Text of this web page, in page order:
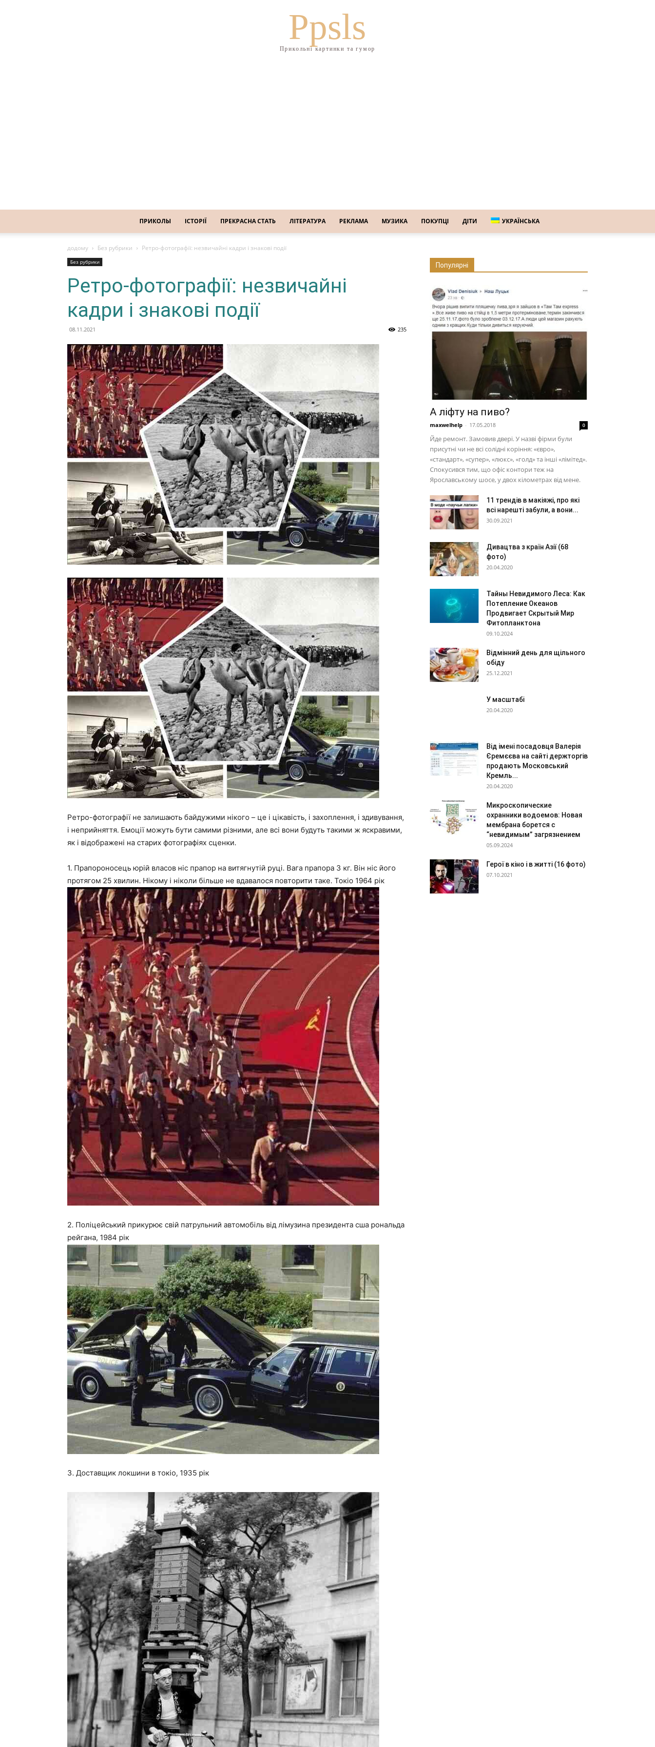
Ppsls
Прикольні картинки та гумор
ПРИКОЛЫ ІСТОРІЇ ПРЕКРАСНА СТАТЬ ЛІТЕРАТУРА РЕКЛАМА МУЗИКА ПОКУПЦІ ДІТИ УКРАЇНСЬКА
додому Без рубрики Ретро-фотографії: незвичайні кадри і знакові події
Без рубрики
Ретро-фотографії: незвичайні
кадри і знакові події
08.11.2021 235
Ретро-фотографії не залишають байдужими нікого – це і цікавість, і захоплення, і здивування,
і неприйняття. Емоції можуть бути самими різними, але всі вони будуть такими ж яскравими,
як і відображені на старих фотографіях сценки.
1. Прапороносець юрій власов ніс прапор на витягнутій руці. Вага прапора 3 кг. Він ніс його
протягом 25 хвилин. Нікому і ніколи більше не вдавалося повторити таке. Токіо 1964 рік
2. Поліцейський прикурює свій патрульний автомобіль від лімузина президента сша рональда
рейгана, 1984 рік
3. Доставщик локшини в токіо, 1935 рік
Популярні
А ліфту на пиво?
maxwelhelp - 17.05.2018 0
Йде ремонт. Замовив двері. У назві фірми були
присутні чи не всі солідні коріння: «євро»,
«стандарт», «супер», «люкс», «голд» та інші «лімітед».
Спокусився тим, що офіс контори теж на
Ярославському шосе, у двох кілометрах від мене.
11 трендів в макіяжі, про які
всі нарешті забули, а вони...
30.09.2021
Дивацтва з країн Азії (68
фото)
20.04.2020
Тайны Невидимого Леса: Как
Потепление Океанов
Продвигает Скрытый Мир
Фитопланктона
09.10.2024
Відмінний день для щільного
обіду
25.12.2021
У масштабі
20.04.2020
Від імені посадовця Валерія
Єремєєва на сайті держторгів
продають Московський
Кремль...
20.04.2020
Микроскопические
охранники водоемов: Новая
мембрана борется с
“невидимым” загрязнением
05.09.2024
Герої в кіно і в житті (16 фото)
07.10.2021